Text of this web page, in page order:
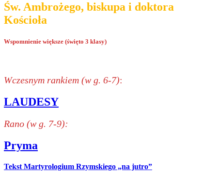
Św. Ambrożego, biskupa i doktora
Kościoła
Wspomnienie większe (święto 3 klasy)
Wczesnym rankiem (w g. 6-7):
LAUDESY
Rano (w g. 7-9):
Pryma
Tekst Martyrologium Rzymskiego „na jutro”